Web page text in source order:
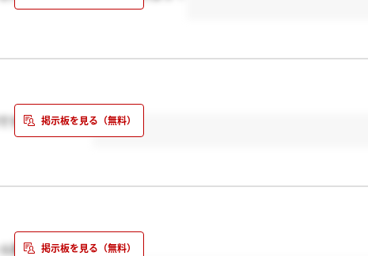
すかね、、、？
案内来ました！